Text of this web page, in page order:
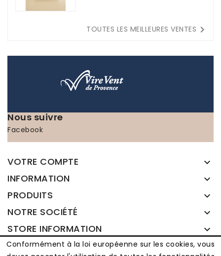
Conformément à la loi européenne sur les cookies, vous
TOUTES LES MEILLEURES VENTES 
Nous suivre
Facebook
VOTRE COMPTE 
INFORMATION 
PRODUITS 
NOTRE SOCIÉTÉ 
STORE INFORMATION 